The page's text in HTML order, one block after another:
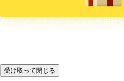
サイトのパフォーマンスと使用状
受け取って閉じる